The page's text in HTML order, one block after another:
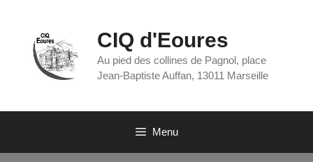
CIQ d'Eoures
Au pied des collines de Pagnol, place
Jean-Baptiste Auffan, 13011 Marseille
Menu